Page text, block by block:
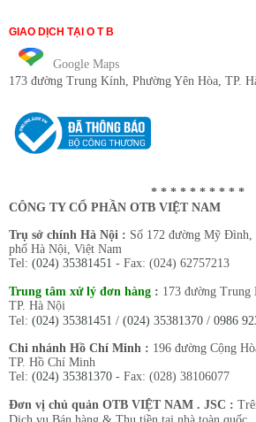
GIAO DỊCH TẠI O T B
Google Maps
173 đường Trung Kính, Phường Yên Hòa, TP.
* * * * * * * * * *
CÔNG TY CỔ PHẦN OTB VIỆT NAM
Trụ sở chính Hà Nội : Số 172 đường Mỹ
phố Hà Nội, Việt Nam
Tel: (024) 35381451 - Fax: (024) 62757213
Trung tâm xử lý đơn hàng : 173 đường Trung
TP. Hà Nội
Tel: (024) 35381451 / (024) 35381370 / 0986
Chi nhánh Hồ Chí Minh : 196 đường Cộng
TP. Hồ Chí Minh
Tel: (024) 35381370 - Fax: (028) 38106077
Đơn vị chủ quản OTB VIỆT NAM . JSC :